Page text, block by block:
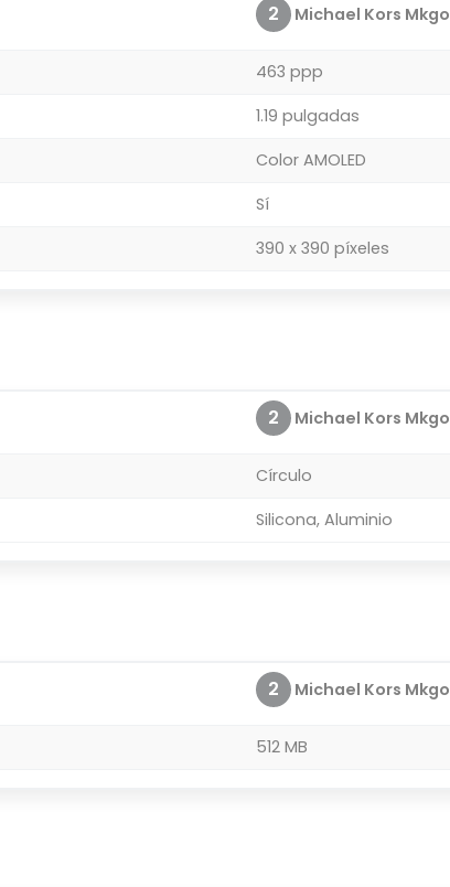
2 Michael Kors Mkgo
463 ppp
1.19 pulgadas
Color AMOLED
Sí
390 x 390 píxeles
2 Michael Kors Mkgo
Círculo
Silicona, Aluminio
2 Michael Kors Mkgo
512 MB